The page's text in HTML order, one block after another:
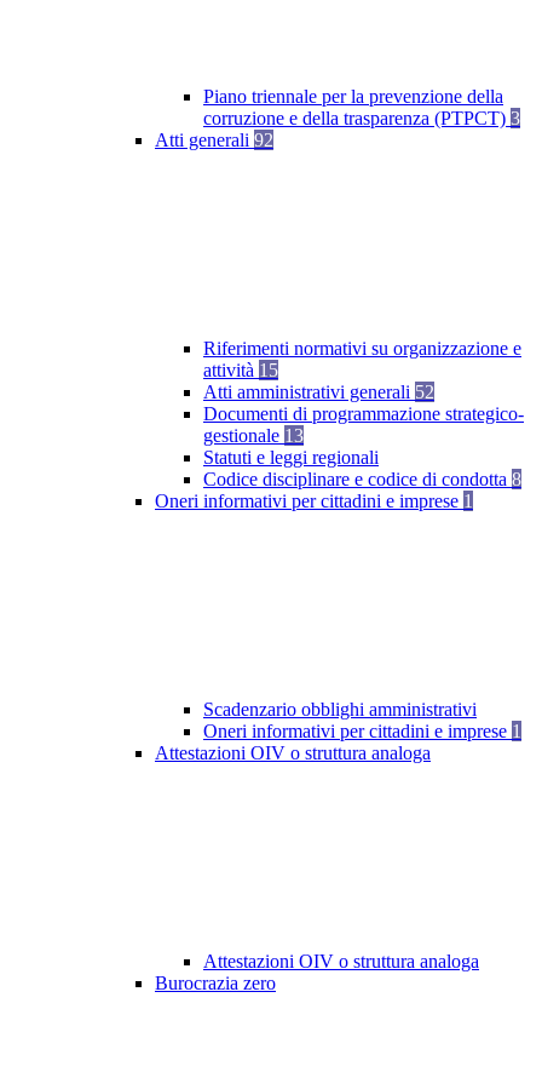
Piano triennale per la prevenzione della
corruzione e della trasparenza (PTPCT) 3
Atti generali 92
Riferimenti normativi su organizzazione e
attività 15
Atti amministrativi generali 52
Documenti di programmazione strategico-
gestionale 13
Statuti e leggi regionali
Codice disciplinare e codice di condotta 8
Oneri informativi per cittadini e imprese 1
Scadenzario obblighi amministrativi
Oneri informativi per cittadini e imprese 1
Attestazioni OIV o struttura analoga
Attestazioni OIV o struttura analoga
Burocrazia zero